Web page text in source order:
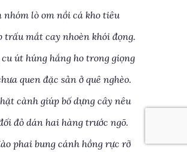
nhóm lò om nồi cá kho tiêu
trấu mắt cay nhoèn khói đọng.
út húng hắng ho trong giọng
quen đặc sản ở quê nghèo.
cành giúp bố dựng cây nêu
đỏ dán hai hàng trước ngõ.
phai bung cánh hồng rực rỡ